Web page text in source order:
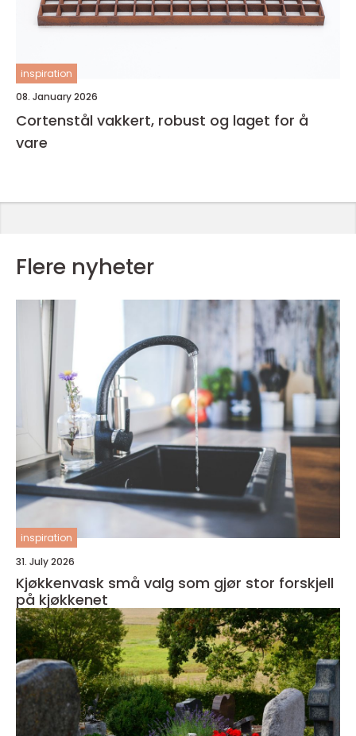
inspiration
08. January 2026
Cortenstål vakkert, robust og laget for å
vare
Flere nyheter
inspiration
31. July 2026
Kjøkkenvask små valg som gjør stor forskjell
på kjøkkenet